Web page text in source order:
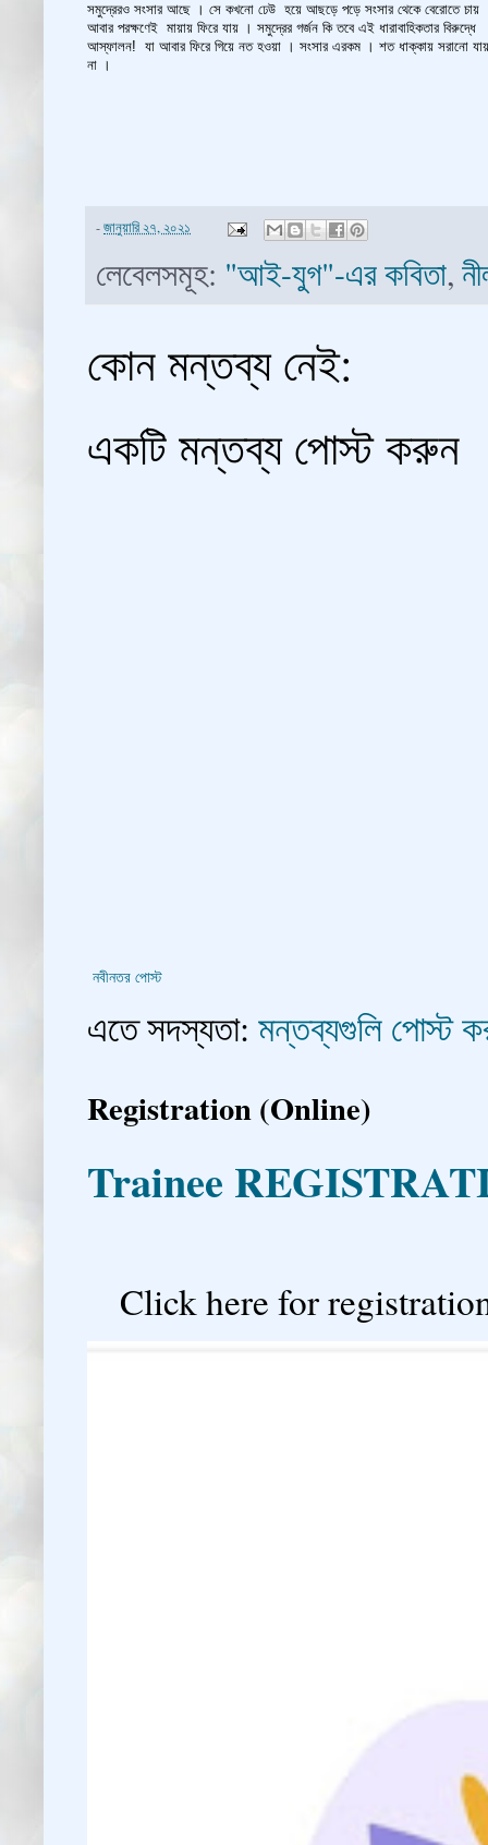
সমুদ্রেরও সংসার আছে । সে কখনো ঢেউ হয়ে আছড়ে পড়ে সংসার থেকে বেরোতে চায়
আবার পরক্ষণেই মায়ায় ফিরে যায় । সমুদ্রের গর্জন কি তবে এই ধারাবাহিকতার বিরুদ্ধে
আস্ফালন! যা আবার ফিরে গিয়ে নত হওয়া । সংসার এরকম । শত ধাক্কায় সরানো যায়
না ।
-জানুয়ারি ২৭, ২০২১
লেবেলসমূহ: "আই-যুগ"-এর কবিতা,
কোন মন্তব্য নেই:
একটি মন্তব্য পোস্ট করুন
নবীনতর পোস্ট
এতে সদস্যতা: মন্তব্যগুলি পোস্ট
Registration (Online)
Trainee
Click here for